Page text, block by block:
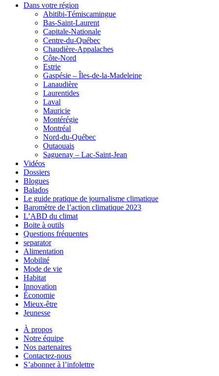
Dans votre région
Abitibi-Témiscamingue
Bas-Saint-Laurent
Capitale-Nationale
Centre-du-Québec
Chaudière-Appalaches
Côte-Nord
Estrie
Gaspésie – Îles-de-la-Madeleine
Lanaudière
Laurentides
Laval
Mauricie
Montérégie
Montréal
Nord-du-Québec
Outaouais
Saguenay – Lac-Saint-Jean
Vidéos
Dossiers
Blogues
Balados
Le guide pratique de journalisme climatique
Baromètre de l’action climatique 2023
L’ABD du climat
Boite à outils
Questions fréquentes
separator
Alimentation
Mobilité
Mode de vie
Habitat
Innovation
Économie
Mieux-être
Jeunesse
À propos
Notre équipe
Nos partenaires
Contactez-nous
S’abonner à l’infolettre